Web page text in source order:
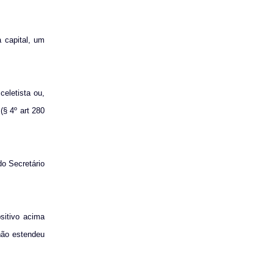
capital, um
ou,
4º art 280
Secretário
acima
estendeu